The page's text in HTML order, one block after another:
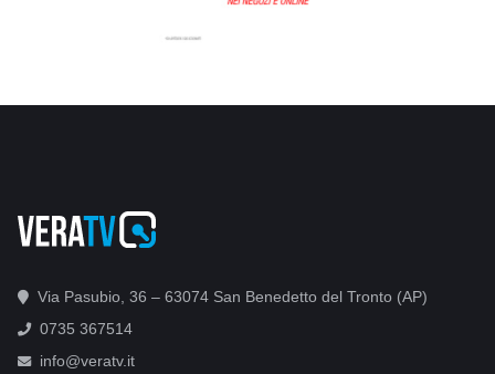
Via Pasubio, 36 – 63074 San Benedetto del Tronto (AP)
0735 367514
info@veratv.it